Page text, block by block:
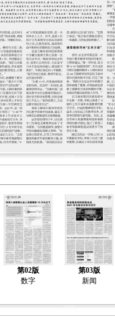
第02版
数字
第03版
新闻